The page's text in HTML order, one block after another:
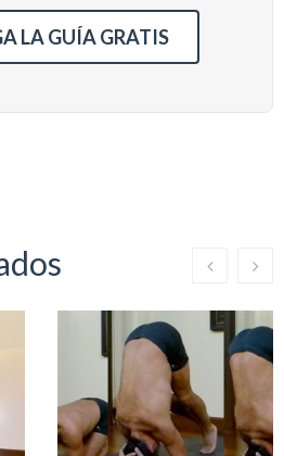
LA GUÍA GRATIS